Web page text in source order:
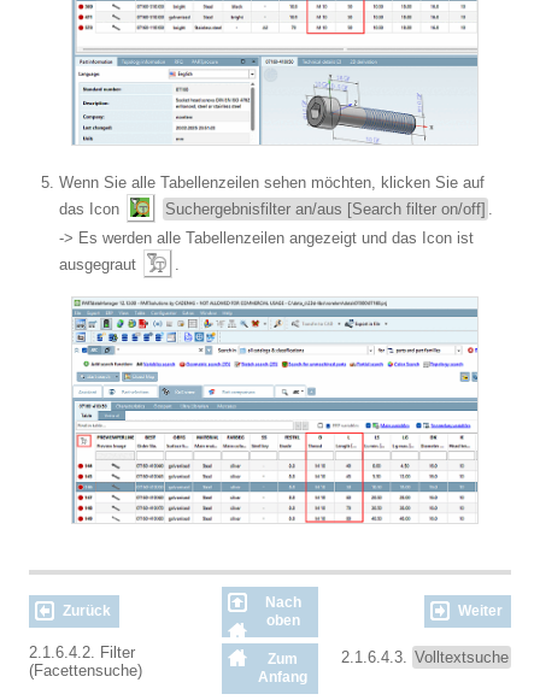
Wenn Sie alle Tabellenzeilen sehen möchten, klicken Sie auf
das Icon
Suchergebnisfilter an/aus [Search filter on/off] .
-> Es werden alle Tabellenzeilen angezeigt und das Icon ist
ausgegraut
.
Zurück
Nach
oben
Weiter
2.1.6.4.2. Filter
(Facettensuche)
Zum
Anfang
2.1.6.4.3. Volltextsuche